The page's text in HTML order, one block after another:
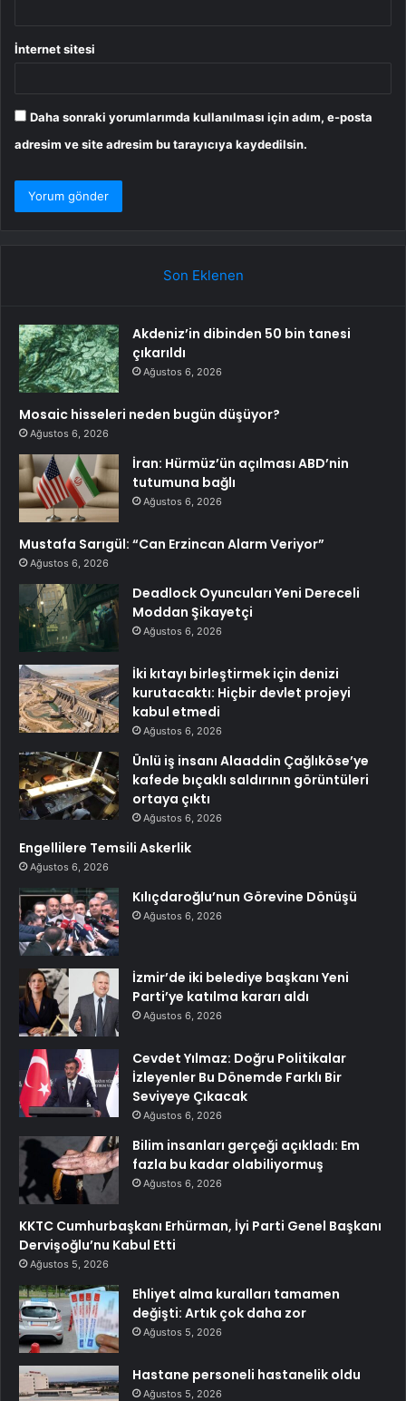
İnternet sitesi
Daha sonraki yorumlarımda kullanılması için adım, e-posta
adresim ve site adresim bu tarayıcıya kaydedilsin.
Son Eklenen
Akdeniz’in dibinden 50 bin tanesi
çıkarıldı
Ağustos 6, 2026
Mosaic hisseleri neden bugün düşüyor?
Ağustos 6, 2026
İran: Hürmüz’ün açılması ABD’nin
tutumuna bağlı
Ağustos 6, 2026
Mustafa Sarıgül: “Can Erzincan Alarm Veriyor”
Ağustos 6, 2026
Deadlock Oyuncuları Yeni Dereceli
Moddan Şikayetçi
Ağustos 6, 2026
İki kıtayı birleştirmek için denizi
kurutacaktı: Hiçbir devlet projeyi
kabul etmedi
Ağustos 6, 2026
Ünlü iş insanı Alaaddin Çağlıköse’ye
kafede bıçaklı saldırının görüntüleri
ortaya çıktı
Ağustos 6, 2026
Engellilere Temsili Askerlik
Ağustos 6, 2026
Kılıçdaroğlu’nun Görevine Dönüşü
Ağustos 6, 2026
İzmir’de iki belediye başkanı Yeni
Parti’ye katılma kararı aldı
Ağustos 6, 2026
Cevdet Yılmaz: Doğru Politikalar
İzleyenler Bu Dönemde Farklı Bir
Seviyeye Çıkacak
Ağustos 6, 2026
Bilim insanları gerçeği açıkladı: Em
fazla bu kadar olabiliyormuş
Ağustos 6, 2026
KKTC Cumhurbaşkanı Erhürman, İyi Parti Genel Başkanı
Dervişoğlu’nu Kabul Etti
Ağustos 5, 2026
Ehliyet alma kuralları tamamen
değişti: Artık çok daha zor
Ağustos 5, 2026
Hastane personeli hastanelik oldu
Ağustos 5, 2026